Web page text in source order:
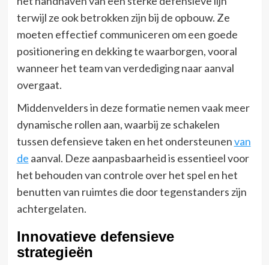
terwijl ze ook betrokken zijn bij de opbouw. Ze
moeten effectief communiceren om een goede
positionering en dekking te waarborgen, vooral
wanneer het team van verdediging naar aanval
overgaat.
Middenvelders in deze formatie nemen vaak meer
dynamische rollen aan, waarbij ze schakelen
tussen defensieve taken en het ondersteunenvan
de aanval. Deze aanpasbaarheid is essentieel voor
het behouden van controle over het spel en het
benutten van ruimtes die door tegenstanders zijn
achtergelaten.
Innovatieve defensieve
strategieën